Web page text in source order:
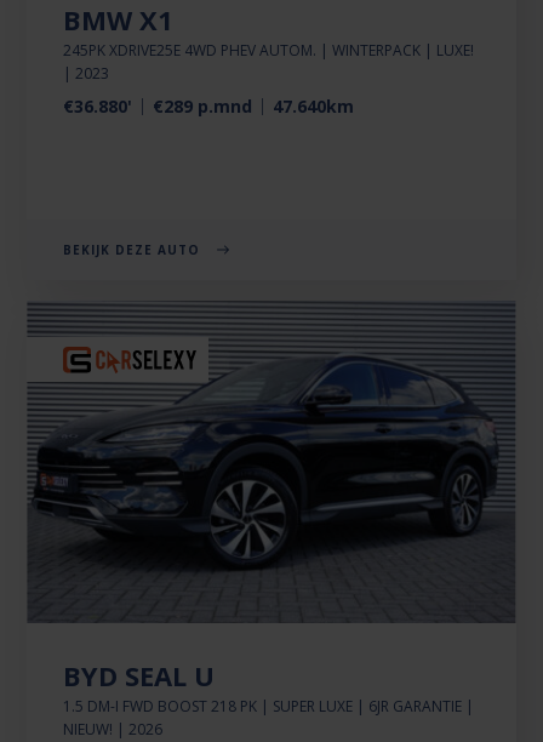
BMW X1
245PK XDRIVE25E 4WD PHEV AUTOM. | WINTERPACK | LUXE!
| 2023
€36.880' €289 p.mnd 47.640km
BEKIJK DEZE AUTO
BYD SEAL U
1.5 DM-I FWD BOOST 218 PK | SUPER LUXE | 6JR GARANTIE |
NIEUW! | 2026